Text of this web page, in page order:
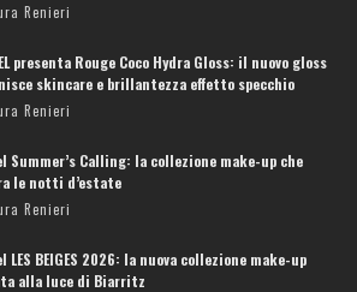
Renieri
presenta Rouge Coco Hydra Gloss: il nuovo gloss
skincare e brillantezza effetto specchio
Renieri
Summer’s Calling: la collezione make-up che
le notti d’estate
Renieri
LES BEIGES 2026: la nuova collezione make-up
alla luce di Biarritz